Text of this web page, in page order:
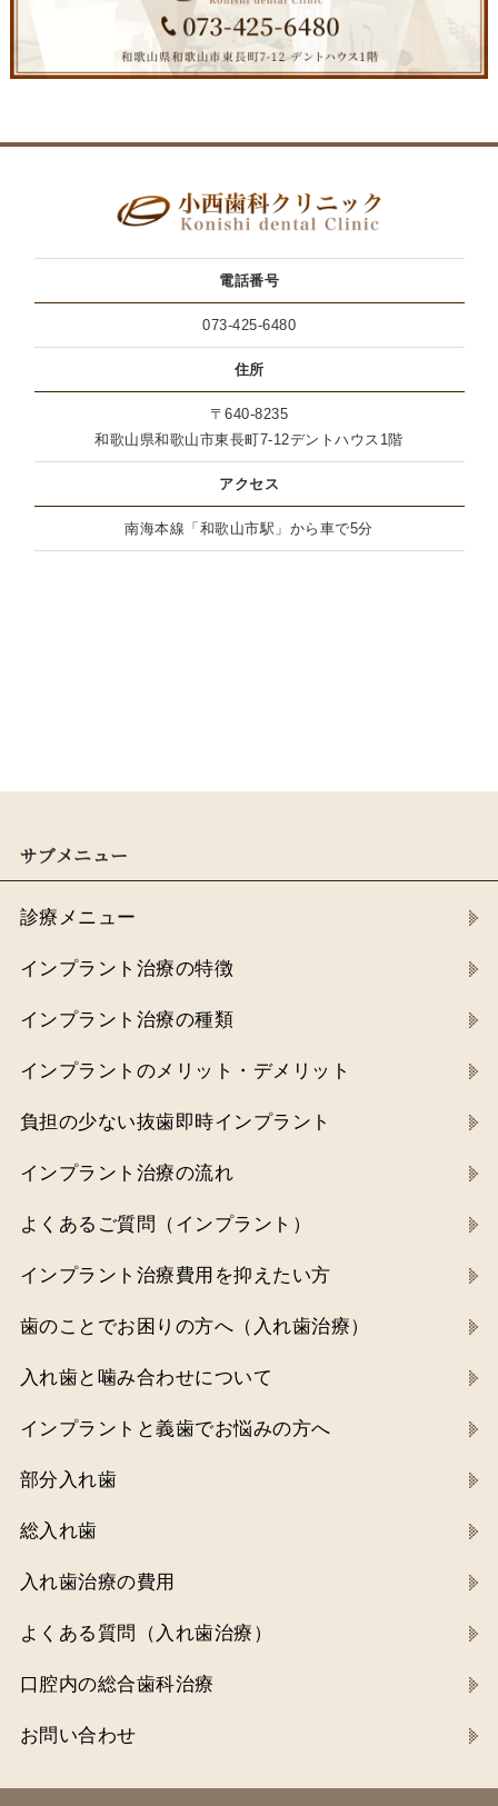
電話番号
073-425-6480
住所
〒640-8235
和歌山県和歌山市東長町7-12デントハウス1階
アクセス
南海本線「和歌山市駅」から車で5分
サブメニュー
診療メニュー
インプラント治療の特徴
インプラント治療の種類
インプラントのメリット・デメリット
負担の少ない抜歯即時インプラント
インプラント治療の流れ
よくあるご質問（インプラント）
インプラント治療費用を抑えたい方
歯のことでお困りの方へ（入れ歯治療）
入れ歯と噛み合わせについて
インプラントと義歯でお悩みの方へ
部分入れ歯
総入れ歯
入れ歯治療の費用
よくある質問（入れ歯治療）
口腔内の総合歯科治療
お問い合わせ